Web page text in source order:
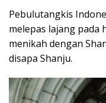
Pebulutangkis
melepas lajang pada
menikah dengan
disapa Shanju.